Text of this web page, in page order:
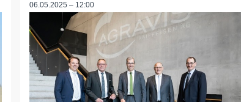
06.05.2025 – 12:00